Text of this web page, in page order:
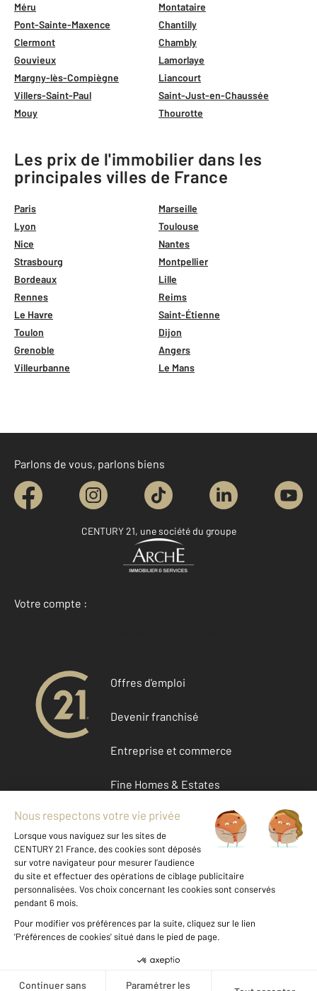
Méru
Montataire
Pont-Sainte-Maxence
Chantilly
Clermont
Chambly
Gouvieux
Lamorlaye
Margny-lès-Compiègne
Liancourt
Villers-Saint-Paul
Saint-Just-en-Chaussée
Mouy
Thourotte
Les prix de l'immobilier dans les
principales villes de France
Paris
Marseille
Lyon
Toulouse
Nice
Nantes
Strasbourg
Montpellier
Bordeaux
Lille
Rennes
Reims
Le Havre
Saint-Étienne
Toulon
Dijon
Grenoble
Angers
Villeurbanne
Le Mans
Parlons de vous, parlons biens
CENTURY 21, une société du groupe
Votre compte :
Accéder à mon compte
Offres d'emploi
Devenir franchisé
Entreprise et commerce
Fine Homes & Estates
À propos de CENTURY 21
International
Nous contacter
Données personnelles